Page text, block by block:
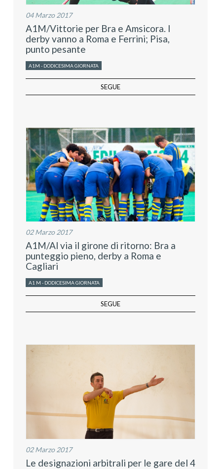
04 Marzo 2017
A1M/Vittorie per Bra e Amsicora. I
derby vanno a Roma e Ferrini; Pisa,
punto pesante
A1M - DODICESIMA GIORNATA
SEGUE
02 Marzo 2017
A1M/Al via il girone di ritorno: Bra a
punteggio pieno, derby a Roma e
Cagliari
A1 M - DODICESIMA GIORNATA
SEGUE
02 Marzo 2017
Le designazioni arbitrali per le gare del 4